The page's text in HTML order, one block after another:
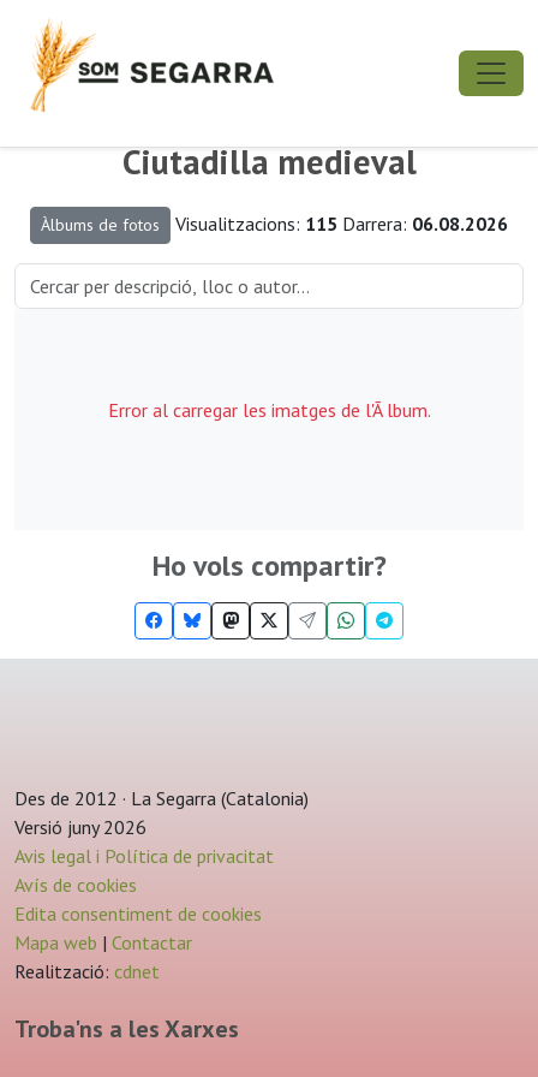
Ciutadilla medieval
Àlbums de fotos Visualitzacions: 115 Darrera: 06.08.2026
Error al carregar les imatges de l'Ã lbum.
Ho vols compartir?
Des de 2012 · La Segarra (Catalonia)
Versió juny 2026
Avis legal i Política de privacitat
Avís de cookies
Edita consentiment de cookies
Mapa web | Contactar
Realització: cdnet
Troba'ns a les Xarxes